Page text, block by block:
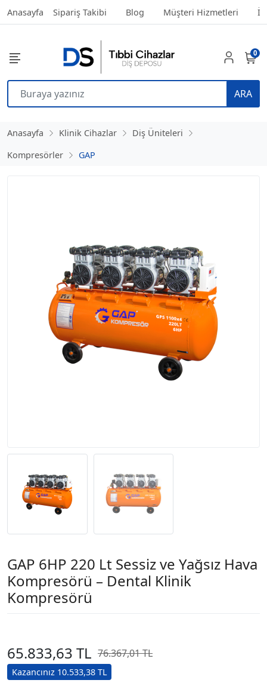
Anasayfa Sipariş Takibi Blog Müşteri Hizmetleri
ARA
0
Anasayfa Klinik Cihazlar
Diş Üniteleri
Kompresörler
GAP
GAP 6HP 220 Lt Sessiz ve Yağsız Hava
Kompresörü – Dental Klinik
Kompresörü
65.833,63 TL 76.367,01 TL
Kazancınız 10.533,38 TL